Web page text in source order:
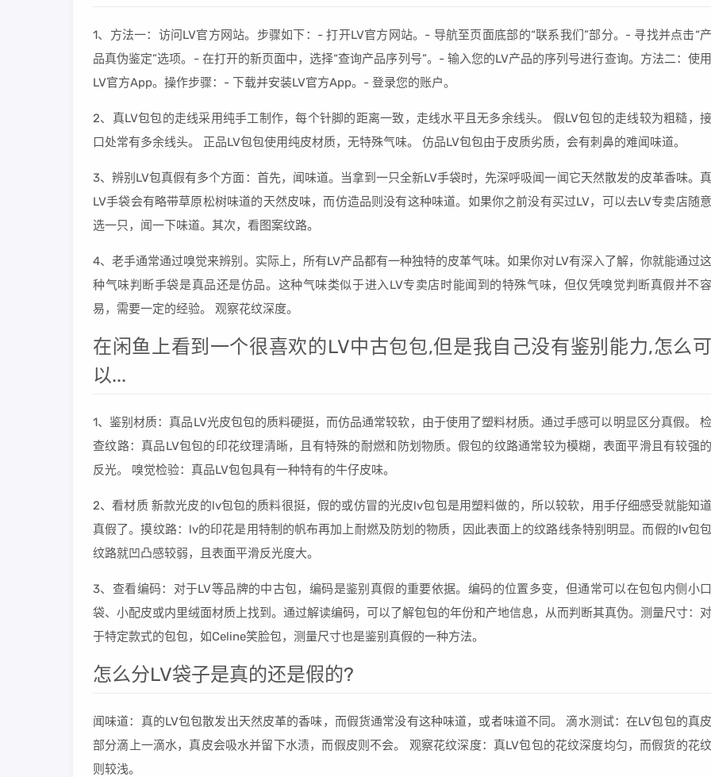
1、方法一：访问LV官方网站。步骤如下：- 打开LV官方网站。- 导航至页面底部的“联系我们”部分。- 寻找并点击“产
品真伪鉴定”选项。- 在打开的新页面中，选择“查询产品序列号”。- 输入您的LV产品的序列号进行查询。方法二：使用
LV官方App。操作步骤：- 下载并安装LV官方App。- 登录您的账户。
2、真LV包包的走线采用纯手工制作，每个针脚的距离一致，走线水平且无多余线头。 假LV包包的走线较为粗糙，接
口处常有多余线头。 正品LV包包使用纯皮材质，无特殊气味。 仿品LV包包由于皮质劣质，会有刺鼻的难闻味道。
3、辨别LV包真假有多个方面：首先，闻味道。当拿到一只全新LV手袋时，先深呼吸闻一闻它天然散发的皮革香味。真
LV手袋会有略带草原松树味道的天然皮味，而仿造品则没有这种味道。如果你之前没有买过LV，可以去LV专卖店随意
选一只，闻一下味道。其次，看图案纹路。
4、老手通常通过嗅觉来辨别。实际上，所有LV产品都有一种独特的皮革气味。如果你对LV有深入了解，你就能通过这
种气味判断手袋是真品还是仿品。这种气味类似于进入LV专卖店时能闻到的特殊气味，但仅凭嗅觉判断真假并不容
易，需要一定的经验。 观察花纹深度。
在闲鱼上看到一个很喜欢的LV中古包包,但是我自己没有鉴别能力,怎么可
以...
1、鉴别材质：真品LV光皮包包的质料硬挺，而仿品通常较软，由于使用了塑料材质。通过手感可以明显区分真假。 检
查纹路：真品LV包包的印花纹理清晰，且有特殊的耐燃和防划物质。假包的纹路通常较为模糊，表面平滑且有较强的
反光。 嗅觉检验：真品LV包包具有一种特有的牛仔皮味。
2、看材质 新款光皮的lv包包的质料很挺，假的或仿冒的光皮lv包包是用塑料做的，所以较软，用手仔细感受就能知道
真假了。摸纹路：lv的印花是用特制的帆布再加上耐燃及防划的物质，因此表面上的纹路线条特别明显。而假的lv包包
纹路就凹凸感较弱，且表面平滑反光度大。
3、查看编码：对于LV等品牌的中古包，编码是鉴别真假的重要依据。编码的位置多变，但通常可以在包包内侧小口
袋、小配皮或内里绒面材质上找到。通过解读编码，可以了解包包的年份和产地信息，从而判断其真伪。测量尺寸：对
于特定款式的包包，如Celine笑脸包，测量尺寸也是鉴别真假的一种方法。
怎么分LV袋子是真的还是假的?
闻味道：真的LV包包散发出天然皮革的香味，而假货通常没有这种味道，或者味道不同。 滴水测试：在LV包包的真皮
部分滴上一滴水，真皮会吸水并留下水渍，而假皮则不会。 观察花纹深度：真LV包包的花纹深度均匀，而假货的花纹
则较浅。